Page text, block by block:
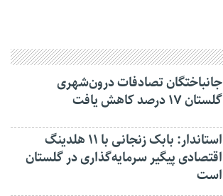
جانباختگان تصادفات درون‌شهری
گلستان ۱۷ درصد کاهش یافت
استاندار: بابک زنجانی با ۱۱ هلدینگ
اقتصادی پیگیر سرمایه‌گذاری در گلستان
است